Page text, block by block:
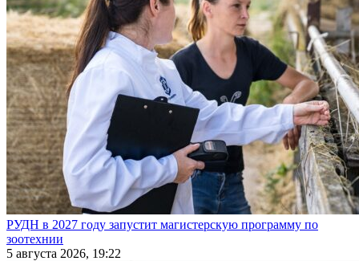
РУДН в 2027 году запустит магистерскую программу по
зоотехнии
5 августа 2026, 19:22